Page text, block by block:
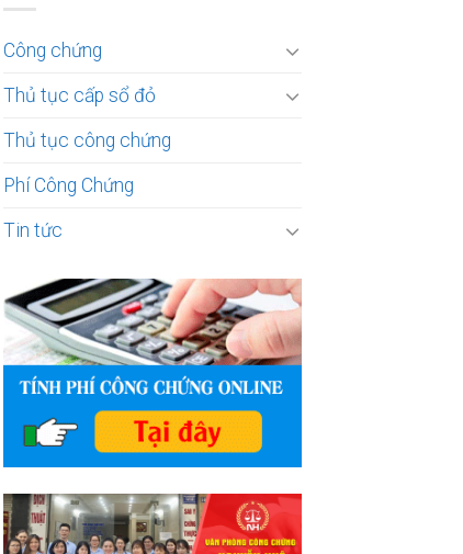
Công chứng
Thủ tục cấp sổ đỏ
Thủ tục công chứng
Phí Công Chứng
Tin tức